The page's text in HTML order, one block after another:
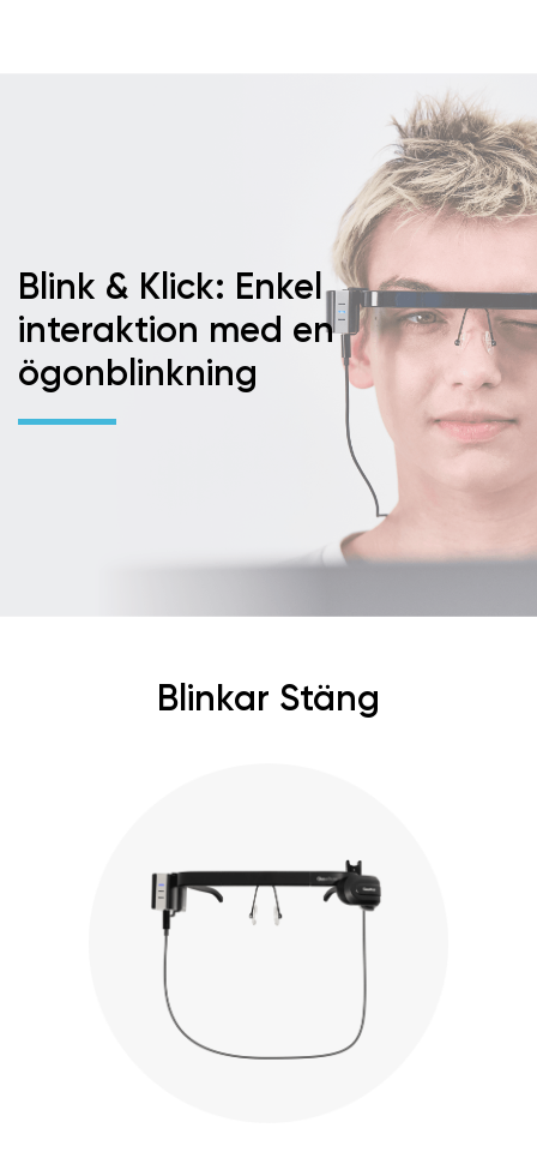
Blink & Klick: Enkel
interaktion med en
ögonblinkning
Blinkar Stäng